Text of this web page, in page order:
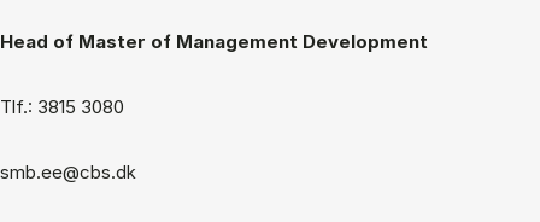
Head of Master of Management Development
Tlf.: 3815 3080
smb.ee@cbs.dk